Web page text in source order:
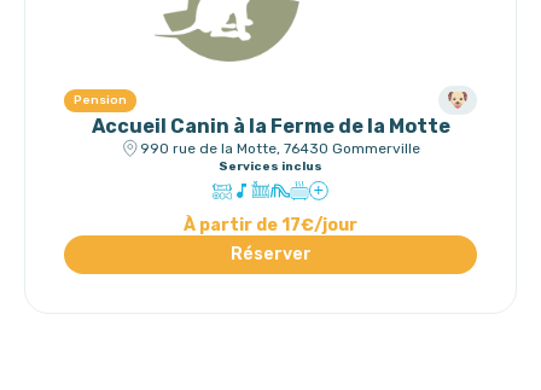
Pension
Accueil Canin à la Ferme de la Motte
990 rue de la Motte, 76430 Gommerville
Services inclus
À partir de 17€/jour
Réserver